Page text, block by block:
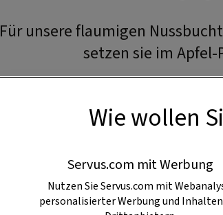
Für unsere flaumigen
setzen sie im
Wie wollen
Servus.com mit Werbung
Nutzen Sie Servus.com mit
personalisierter Werbung und